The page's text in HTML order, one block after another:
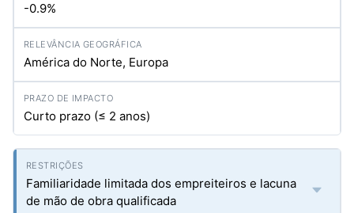
-0.9%
América do Norte, Europa
Curto prazo (≤ 2 anos)
Familiaridade limitada dos empreiteiros e lacuna
de mão de obra qualificada